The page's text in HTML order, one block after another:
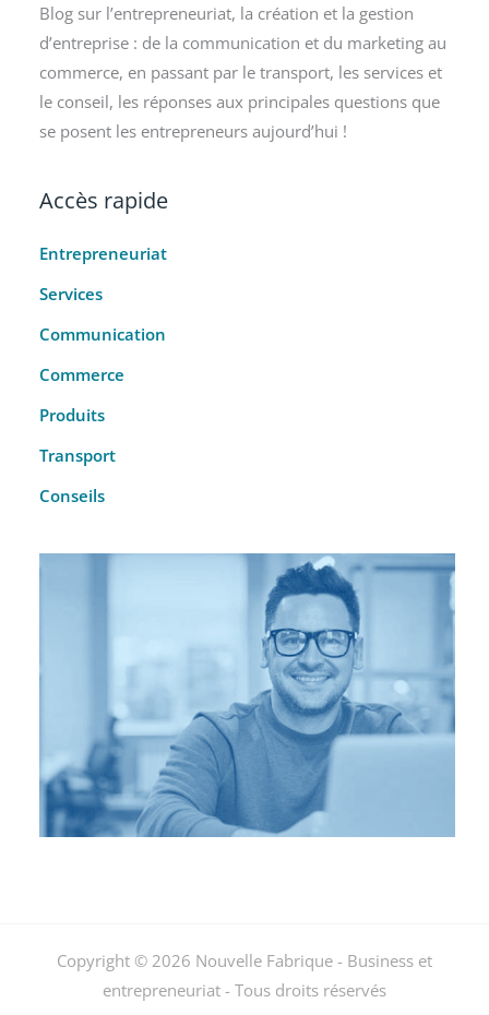
Blog sur l’entrepreneuriat, la création et la gestion
d’entreprise : de la communication et du marketing au
commerce, en passant par le transport, les services et
le conseil, les réponses aux principales questions que
se posent les entrepreneurs aujourd’hui !
Accès rapide
Entrepreneuriat
Services
Communication
Commerce
Produits
Transport
Conseils
Copyright © 2026 Nouvelle Fabrique - Business et
entrepreneuriat - Tous droits réservés